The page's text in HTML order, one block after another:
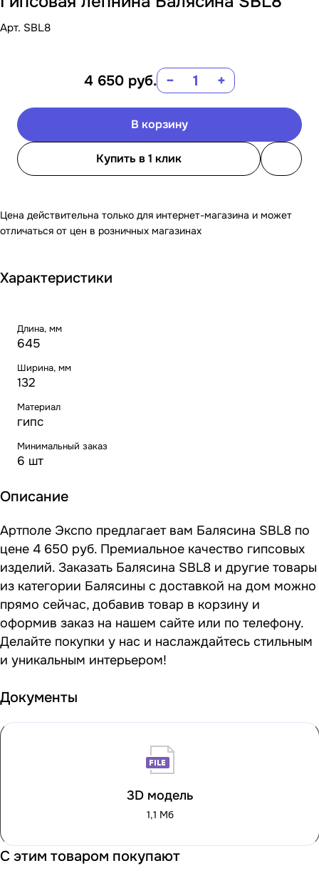
Арт. SBL8
4 650 руб. − +
В корзину
Купить в 1 клик
Цена действительна только для интернет-магазина и может
отличаться от цен в розничных магазинах
Характеристики
Длина, мм
645
Ширина, мм
132
Материал
гипс
Минимальный заказ
6 шт
Описание
Артполе Экспо предлагает вам Балясина SBL8 по
цене 4 650 руб. Премиальное качество гипсовых
изделий. Заказать Балясина SBL8 и другие товары
из категории Балясины с доставкой на дом можно
прямо сейчас, добавив товар в корзину и
оформив заказ на нашем сайте или по телефону.
Делайте покупки у нас и наслаждайтесь стильным
и уникальным интерьером!
Документы
3D модель
1,1 Мб
С этим товаром покупают